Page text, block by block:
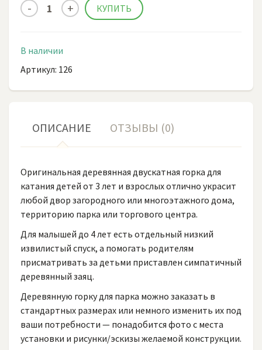
В наличии
Артикул: 126
ОПИСАНИЕ ОТЗЫВЫ (0)
Оригинальная деревянная двускатная горка для
катания детей от 3 лет и взрослых отлично украсит
любой двор загородного или многоэтажного дома,
территорию парка или торгового центра.
Для малышей до 4 лет есть отдельный низкий
извилистый спуск, а помогать родителям
присматривать за детьми приставлен симпатичный
деревянный заяц.
Деревянную горку для парка можно заказать в
стандартных размерах или немного изменить их под
ваши потребности — понадобится фото с места
установки и рисунки/эскизы желаемой конструкции.